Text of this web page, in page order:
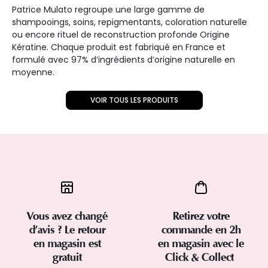
Patrice Mulato regroupe une large gamme de
shampooings, soins, repigmentants, coloration naturelle
ou encore rituel de reconstruction profonde Origine
Kératine. Chaque produit est fabriqué en France et
formulé avec 97% d’ingrédients d’origine naturelle en
moyenne.
VOIR TOUS LES PRODUITS
Vous avez changé
d’avis ? Le retour
en magasin est
gratuit
Retirez votre
commande en 2h
en magasin avec le
Click & Collect